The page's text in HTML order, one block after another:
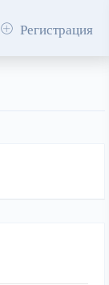
Регистрация